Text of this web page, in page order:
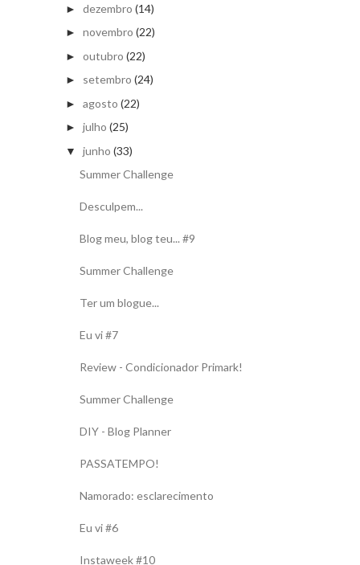
► dezembro (14)
► novembro (22)
► outubro (22)
► setembro (24)
► agosto (22)
► julho (25)
▼ junho (33)
Summer Challenge
Desculpem...
Blog meu, blog teu... #9
Summer Challenge
Ter um blogue...
Eu vi #7
Review - Condicionador Primark!
Summer Challenge
DIY - Blog Planner
PASSATEMPO!
Namorado: esclarecimento
Eu vi #6
Instaweek #10